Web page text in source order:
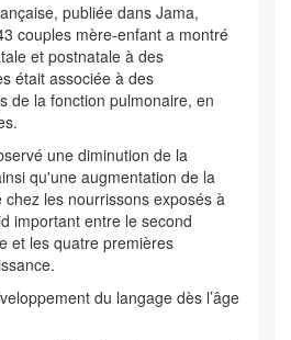
publiée dans Jama,
couples mère-enfant a montré
et postnatale à des
était associée à des
de la fonction pulmonaire, en
une diminution de la
qu'une augmentation de la
les nourrissons exposés à
important entre le second
et les quatre premières
du langage dès l’âge